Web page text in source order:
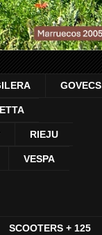
GOVECS
RIEJU
VESPA
SCOOTERS + 125